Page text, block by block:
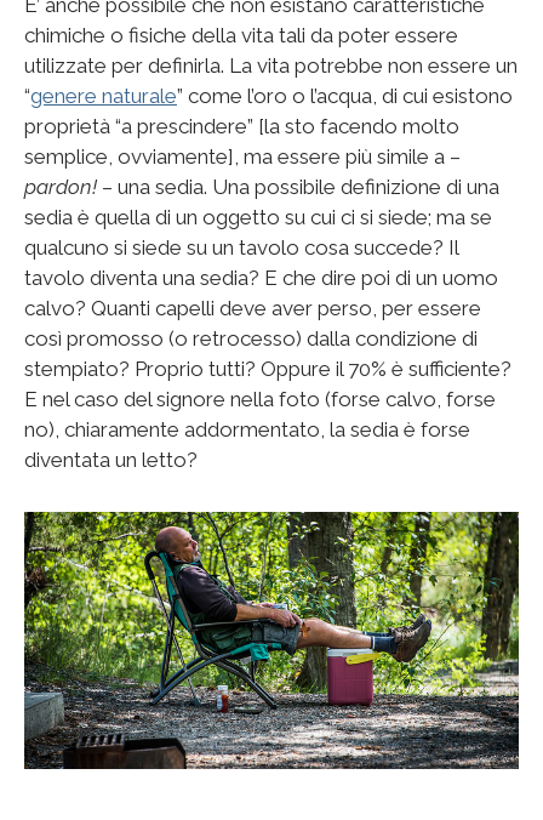
chimiche o fisiche della vita tali da poter essere
utilizzate per definirla. La vita potrebbe non essere un
“genere naturale” come l’oro o l’acqua, di cui esistono
proprietà “a prescindere” [la sto facendo molto
semplice, ovviamente], ma essere più simile a –
pardon! – una sedia. Una possibile definizione di una
sedia è quella di un oggetto su cui ci si siede; ma se
qualcuno si siede su un tavolo cosa succede? Il
tavolo diventa una sedia? E che dire poi di un uomo
calvo? Quanti capelli deve aver perso, per essere
così promosso (o retrocesso) dalla condizione di
stempiato? Proprio tutti? Oppure il 70% è sufficiente?
E nel caso del signore nella foto (forse calvo, forse
no), chiaramente addormentato, la sedia è forse
diventata un letto?